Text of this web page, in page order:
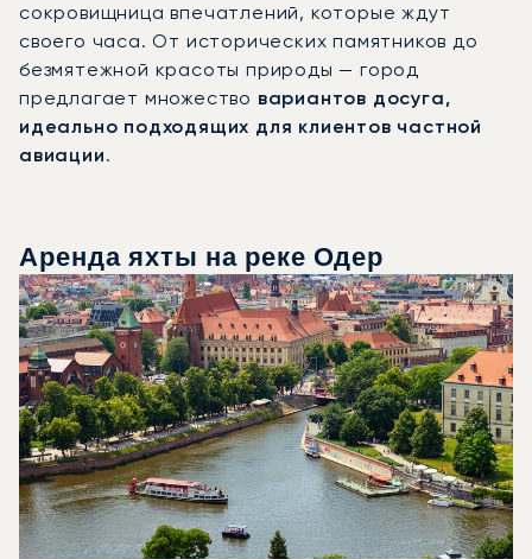
сокровищница впечатлений, которые ждут
своего часа. От исторических памятников до
безмятежной красоты природы — город
предлагает множество вариантов досуга,
идеально подходящих для клиентов частной
авиации.
Аренда яхты на реке Одер